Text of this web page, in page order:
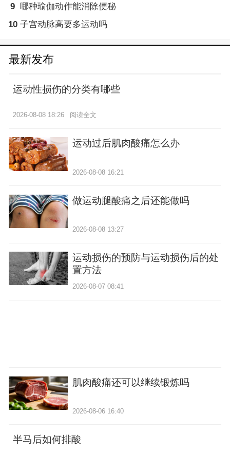
9 哪种瑜伽动作能消除便秘
10 子宫动脉高要多运动吗
最新发布
运动性损伤的分类有哪些
2026-08-08 18:26 阅读全文
运动过后肌肉酸痛怎么办
2026-08-08 16:21
做运动腿酸痛之后还能做吗
2026-08-08 13:27
运动损伤的预防与运动损伤后的处
置方法
2026-08-07 08:41
肌肉酸痛还可以继续锻炼吗
2026-08-06 16:40
半马后如何排酸